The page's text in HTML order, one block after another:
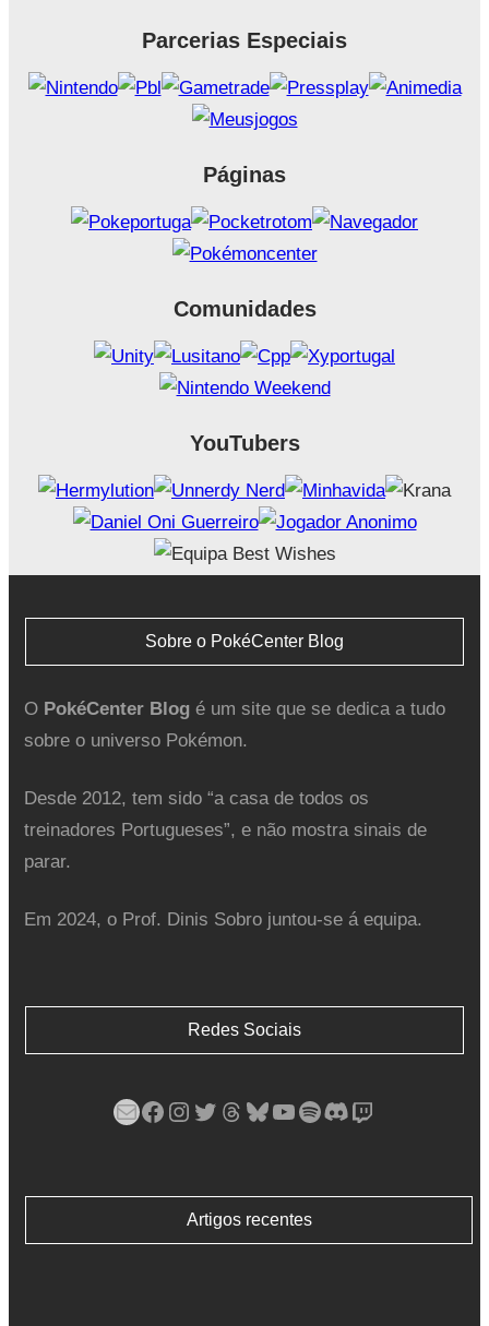
Parcerias Especiais
Páginas
Comunidades
YouTubers
Sobre o PokéCenter Blog
O PokéCenter Blogé um site que se dedica a tudo
sobre o universo Pokémon.
Desde 2012, tem sido “a casa de todos os
treinadores Portugueses”, e não mostra sinais de
parar.
Em 2024, o Prof. Dinis Sobro juntou-se á equipa.
Redes Sociais
Mail Facebook Instagram Twitter Threads Bluesky YouTube Spotify Discord Twitch
Artigos recentes